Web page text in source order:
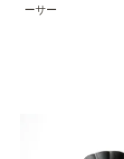
ーサー